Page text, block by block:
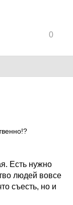
0
Есть нужно
людей вовсе
съесть, но и